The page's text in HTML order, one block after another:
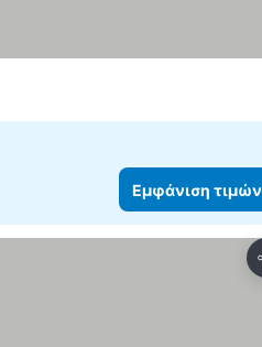
Εμφάνιση τιμών